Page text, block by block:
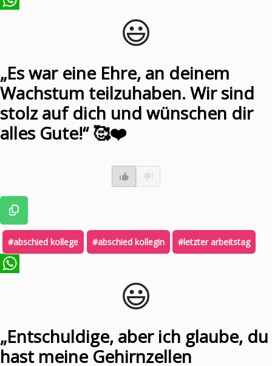
😃️
„Es war eine Ehre, an deinem
Wachstum teilzuhaben. Wir sind
stolz auf dich und wünschen dir
alles Gute!“ 🥰❤️
#abschied kollege #abschied kollegin #letzter arbeitstag
😃️
„Entschuldige, aber ich glaube, du
hast meine Gehirnzellen